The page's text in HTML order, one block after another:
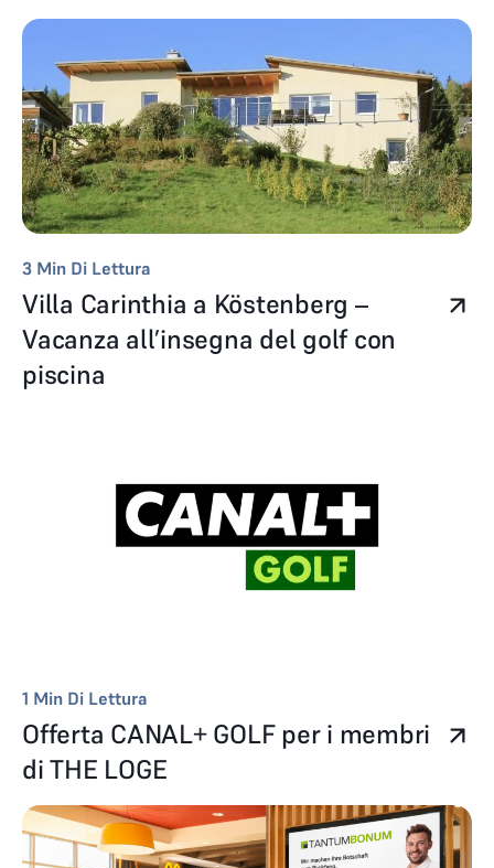
3 Min Di Lettura
Villa Carinthia a Köstenberg –
Vacanza all’insegna del golf con
piscina
1 Min Di Lettura
Offerta CANAL+ GOLF per i membri
di THE LOGE